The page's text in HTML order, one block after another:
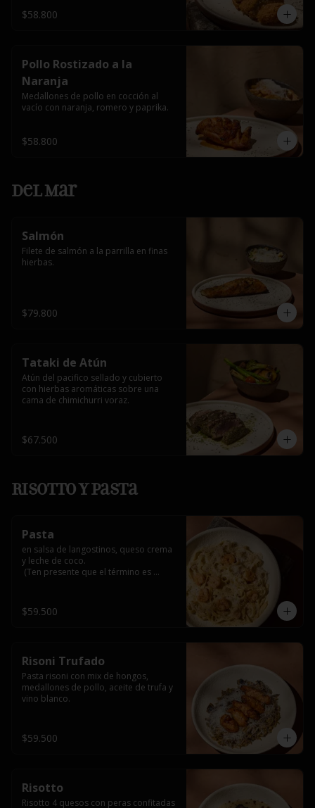
$58.800
Pollo Rostizado a la
Naranja
Medallones de pollo en cocción al
vacío con naranja, romero y paprika.
$58.800
Del Mar
Salmón
Filete de salmón a la parrilla en finas
hierbas.
$79.800
Tataki de Atún
Atún del pacifico sellado y cubierto
con hierbas aromáticas sobre una
cama de chimichurri voraz.
$67.500
Risotto y Pasta
Pasta
en salsa de langostinos, queso crema
y leche de coco.
(Ten presente que el término es
generar notas amargas por el carbón
activado que lo recubre)
$59.500
Risoni Trufado
Pasta risoni con mix de hongos,
medallones de pollo, aceite de trufa y
vino blanco.
$59.500
Risotto
Risotto 4 quesos con peras confitadas